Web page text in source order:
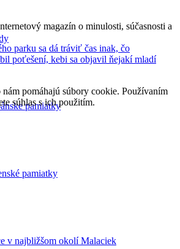
pamiatky
pamiatky
v najbližšom okolí Malaciek
magazín o minulosti, súčasnosti a
parku sa dá tráviť čas inak, čo
poťešení, kebi sa objavil ňejakí mladí
pomáhajú súbory cookie. Používaním
súhlas s ich použitím.